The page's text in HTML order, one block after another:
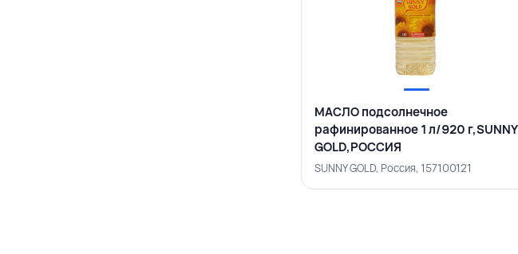
МАСЛО подсолнечное
рафинированное 1 л/920 г,SUNNY
GOLD,РОССИЯ
SUNNY GOLD, Россия, 157100121